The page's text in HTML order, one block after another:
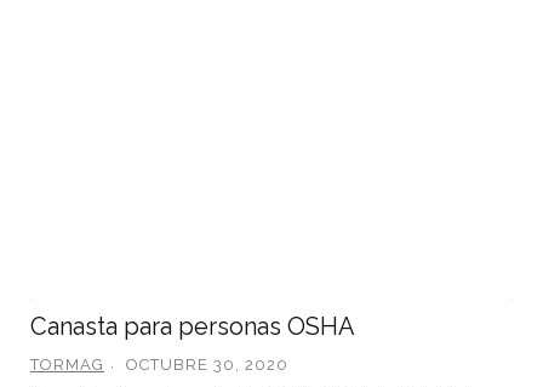
Canasta para personas OSHA
TORMAG OCTUBRE 30, 2020